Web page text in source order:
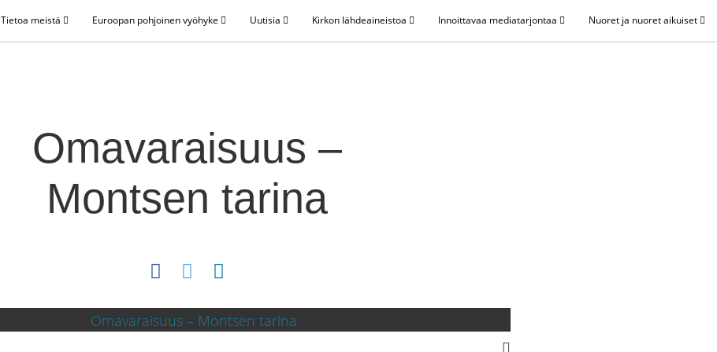
Tietoa meistä Euroopan pohjoinen vyöhyke Uutisia Kirkon lähdeaineistoa Innoittavaa mediatarjontaa Nuoret ja nuoret aikuiset
Omavaraisuus –
Montsen tarina